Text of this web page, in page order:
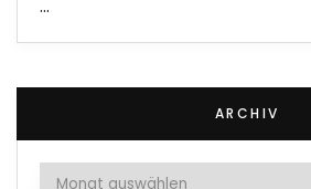
…
ARCHIV
Archiv